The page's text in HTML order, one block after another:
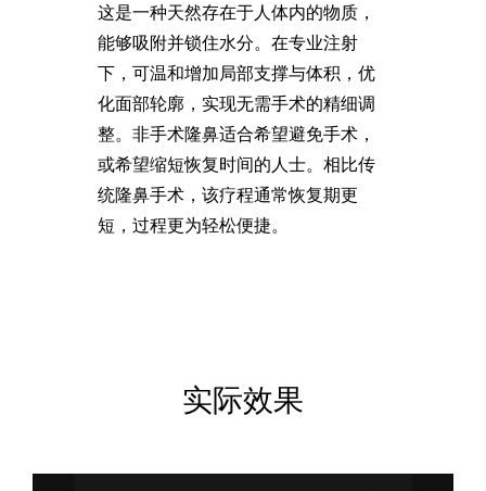
这是一种天然存在于人体内的物质，
能够吸附并锁住水分。在专业注射
下，可温和增加局部支撑与体积，优
化面部轮廓，实现无需手术的精细调
整。非手术隆鼻适合希望避免手术，
或希望缩短恢复时间的人士。相比传
统隆鼻手术，该疗程通常恢复期更
短，过程更为轻松便捷。
实际效果